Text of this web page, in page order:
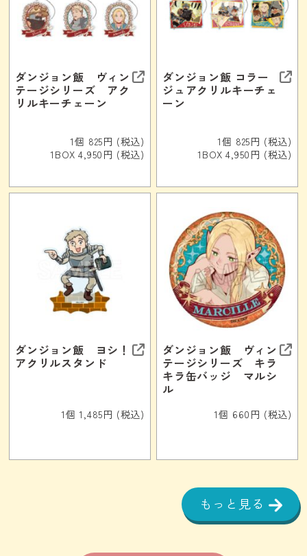
ダンジョン飯 ヴィン
テージシリーズ アク
リルキーチェーン
1個 825円 (税込)
1BOX 4,950円 (税込)
ダンジョン飯 コラー
ジュアクリルキーチェ
ーン
1個 825円 (税込)
1BOX 4,950円 (税込)
ダンジョン飯 ヨシ！
アクリルスタンド
1個 1,485円 (税込)
ダンジョン飯 ヴィン
テージシリーズ キラ
キラ缶バッジ マルシ
ル
1個 660円 (税込)
もっと見る